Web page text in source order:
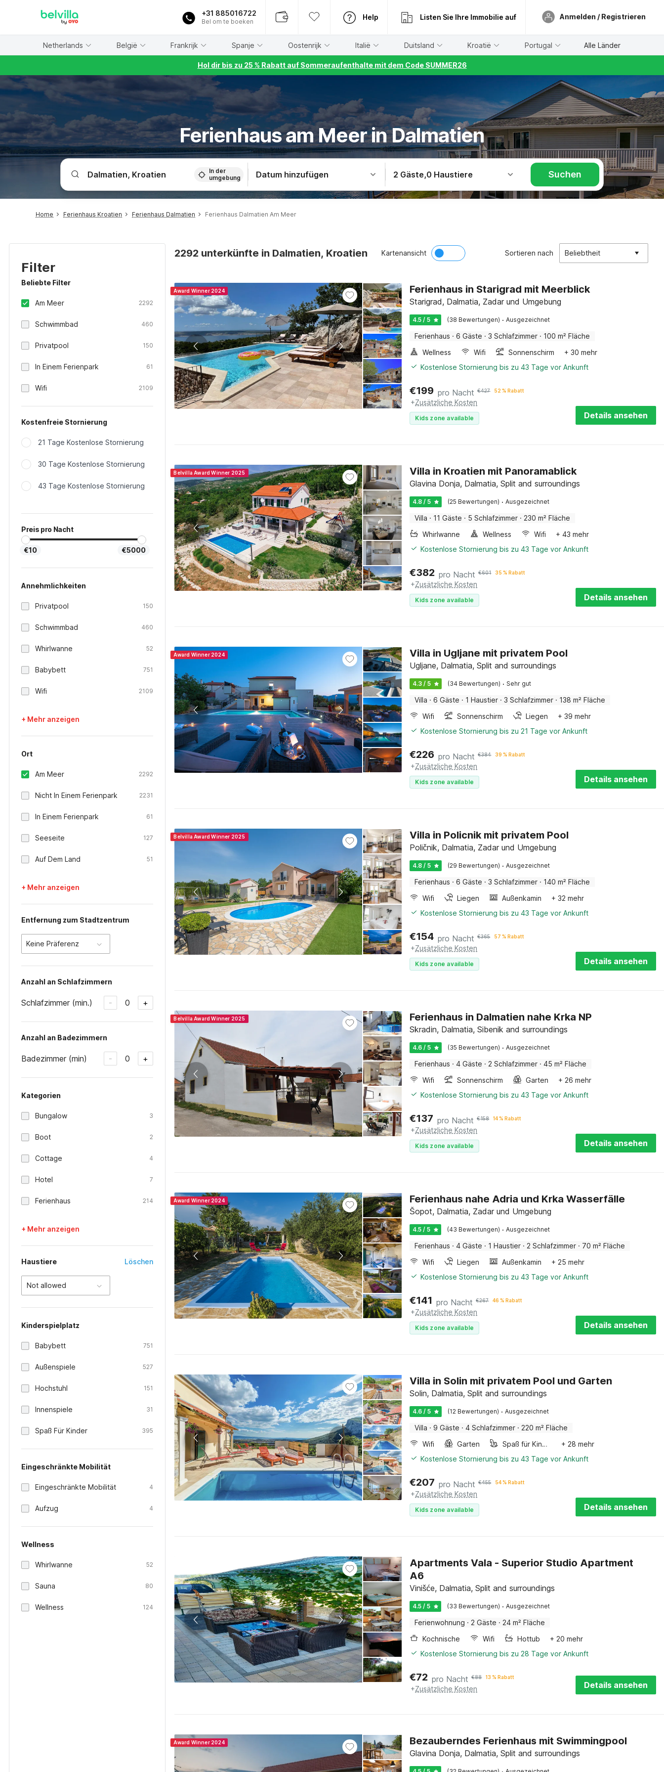
+31 885016722
Bel om te boeken
Help Listen Sie Ihre Immobilie auf Anmelden / Registrieren
Netherlands België Frankrijk Spanje Oostenrijk Italië Duitsland Kroatië Portugal Alle Länder
Hol dir bis zu 25 % Rabatt auf Sommeraufenthalte mit dem Code SUMMER26
Ferienhaus am Meer in Dalmatien
In der
umgebung
Datum hinzufügen 2 Gäste,0 Haustiere Suchen
Home Ferienhaus Kroatien Ferienhaus Dalmatien Ferienhaus Dalmatien Am Meer
Filter
Beliebte Filter
Am Meer 2292
Schwimmbad 460
Privatpool 150
In Einem Ferienpark 61
Wifi 2109
Kostenfreie Stornierung
21 Tage Kostenlose Stornierung
30 Tage Kostenlose Stornierung
43 Tage Kostenlose Stornierung
Preis pro Nacht
€10 €5000
Annehmlichkeiten
Privatpool 150
Schwimmbad 460
Whirlwanne 52
Babybett 751
Wifi 2109
+ Mehr anzeigen
Ort
Am Meer 2292
Nicht In Einem Ferienpark 2231
In Einem Ferienpark 61
Seeseite 127
Auf Dem Land 51
+ Mehr anzeigen
Entfernung zum Stadtzentrum
Keine Präferenz
Anzahl an Schlafzimmern
Schlafzimmer (min.) - 0 +
Anzahl an Badezimmern
Badezimmer (min) - 0 +
Kategorien
Bungalow 3
Boot 2
Cottage 4
Hotel 7
Ferienhaus 214
+ Mehr anzeigen
Haustiere Löschen
Not allowed
Kinderspielplatz
Babybett 751
Außenspiele 527
Hochstuhl 151
Innenspiele 31
Spaß Für Kinder 395
Eingeschränkte Mobilität
Eingeschränkte Mobilität 4
Aufzug 4
Wellness
Whirlwanne 52
Sauna 80
Wellness 124
2292 unterkünfte in Dalmatien, Kroatien Kartenansicht Sortieren nach Beliebtheit
Award Winner 2024 Ferienhaus in Starigrad mit Meerblick
Starigrad, Dalmatia, Zadar und Umgebung
4.5 / 5 (38 Bewertungen) · Ausgezeichnet
Ferienhaus · 6 Gäste · 3 Schlafzimmer · 100 m² Fläche
Wellness
Wifi Sonnenschirm
+ 30 mehr
Kostenlose Stornierung bis zu 43 Tage vor Ankunft
€199 pro Nacht €427 52 % Rabatt
+Zusätzliche Kosten
Kids zone available Details ansehen
Belvilla Award Winner 2025 Villa in Kroatien mit Panoramablick
Glavina Donja, Dalmatia, Split and surroundings
4.8 / 5 (25 Bewertungen) · Ausgezeichnet
Villa · 11 Gäste · 5 Schlafzimmer · 230 m² Fläche
Whirlwanne
Wellness Wifi
+ 43 mehr
Kostenlose Stornierung bis zu 43 Tage vor Ankunft
€382 pro Nacht €601 35 % Rabatt
+Zusätzliche Kosten
Kids zone available Details ansehen
Award Winner 2024 Villa in Ugljane mit privatem Pool
Ugljane, Dalmatia, Split and surroundings
4.3 / 5 (34 Bewertungen) · Sehr gut
Villa · 6 Gäste · 1 Haustier · 3 Schlafzimmer · 138 m² Fläche
Wifi
Sonnenschirm Liegen
+ 39 mehr
Kostenlose Stornierung bis zu 21 Tage vor Ankunft
€226 pro Nacht €384 39 % Rabatt
+Zusätzliche Kosten
Kids zone available Details ansehen
Belvilla Award Winner 2025 Villa in Policnik mit privatem Pool
Poličnik, Dalmatia, Zadar und Umgebung
4.8 / 5 (29 Bewertungen) · Ausgezeichnet
Ferienhaus · 6 Gäste · 3 Schlafzimmer · 140 m² Fläche
Wifi
Liegen Außenkamin
+ 32 mehr
Kostenlose Stornierung bis zu 43 Tage vor Ankunft
€154 pro Nacht €365 57 % Rabatt
+Zusätzliche Kosten
Kids zone available Details ansehen
Belvilla Award Winner 2025 Ferienhaus in Dalmatien nahe Krka NP
Skradin, Dalmatia, Sibenik and surroundings
4.6 / 5 (35 Bewertungen) · Ausgezeichnet
Ferienhaus · 4 Gäste · 2 Schlafzimmer · 45 m² Fläche
Wifi
Sonnenschirm Garten
+ 26 mehr
Kostenlose Stornierung bis zu 43 Tage vor Ankunft
€137 pro Nacht €158 14 % Rabatt
+Zusätzliche Kosten
Kids zone available Details ansehen
Award Winner 2024 Ferienhaus nahe Adria und Krka Wasserfälle
Šopot, Dalmatia, Zadar und Umgebung
4.5 / 5 (43 Bewertungen) · Ausgezeichnet
Ferienhaus · 4 Gäste · 1 Haustier · 2 Schlafzimmer · 70 m² Fläche
Wifi
Liegen Außenkamin
+ 25 mehr
Kostenlose Stornierung bis zu 43 Tage vor Ankunft
€141 pro Nacht €267 46 % Rabatt
+Zusätzliche Kosten
Kids zone available Details ansehen
Villa in Solin mit privatem Pool und Garten
Solin, Dalmatia, Split and surroundings
4.6 / 5 (12 Bewertungen) · Ausgezeichnet
Villa · 9 Gäste · 4 Schlafzimmer · 220 m² Fläche
Wifi
Garten Spaß für Kinder
+ 28 mehr
Kostenlose Stornierung bis zu 43 Tage vor Ankunft
€207 pro Nacht €455 54 % Rabatt
+Zusätzliche Kosten
Kids zone available Details ansehen
Apartments Vala - Superior Studio Apartment
A6
Vinišće, Dalmatia, Split and surroundings
4.5 / 5 (33 Bewertungen) · Ausgezeichnet
Ferienwohnung · 2 Gäste · 24 m² Fläche
Kochnische
Wifi Hottub
+ 20 mehr
Kostenlose Stornierung bis zu 28 Tage vor Ankunft
€72 pro Nacht €88 13 % Rabatt
+Zusätzliche Kosten Details ansehen
Award Winner 2024 Bezauberndes Ferienhaus mit Swimmingpool
Glavina Donja, Dalmatia, Split and surroundings